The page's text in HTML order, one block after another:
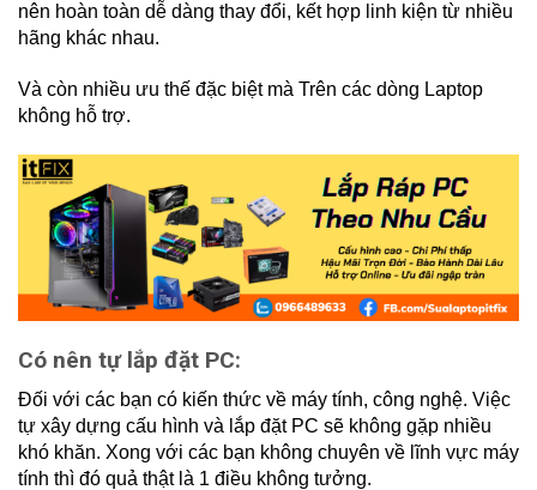
nên hoàn toàn dễ dàng thay đổi, kết hợp linh kiện từ nhiều
hãng khác nhau.
Và còn nhiều ưu thế đặc biệt mà Trên các dòng Laptop
không hỗ trợ.
Có nên tự lắp đặt PC:
Đối với các bạn có kiến thức về máy tính, công nghệ. Việc
tự xây dựng cấu hình và lắp đặt PC sẽ không gặp nhiều
khó khăn. Xong với các bạn không chuyên về lĩnh vực máy
tính thì đó quả thật là 1 điều không tưởng.